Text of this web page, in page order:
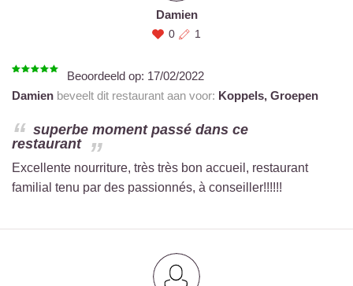
Damien
0 1
Beoordeeld op: 17/02/2022
Damien beveelt dit restaurant aan voor: Koppels, Groepen
superbe moment passé dans ce
restaurant
Excellente nourriture, très très bon accueil, restaurant
familial tenu par des passionnés, à conseiller!!!!!!